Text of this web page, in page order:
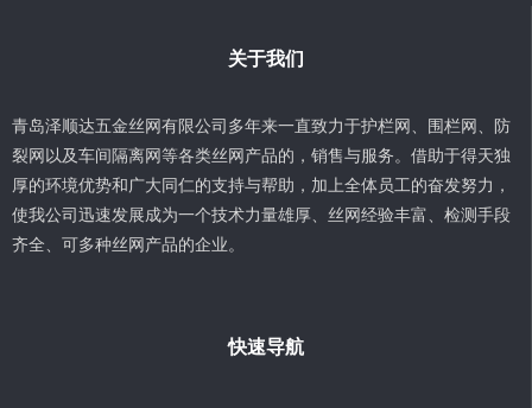
关于我们
青岛泽顺达五金丝网有限公司多年来一直致力于护栏网、围栏网、防
裂网以及车间隔离网等各类丝网产品的，销售与服务。借助于得天独
厚的环境优势和广大同仁的支持与帮助，加上全体员工的奋发努力，
使我公司迅速发展成为一个技术力量雄厚、丝网经验丰富、检测手段
齐全、可多种丝网产品的企业。
快速导航